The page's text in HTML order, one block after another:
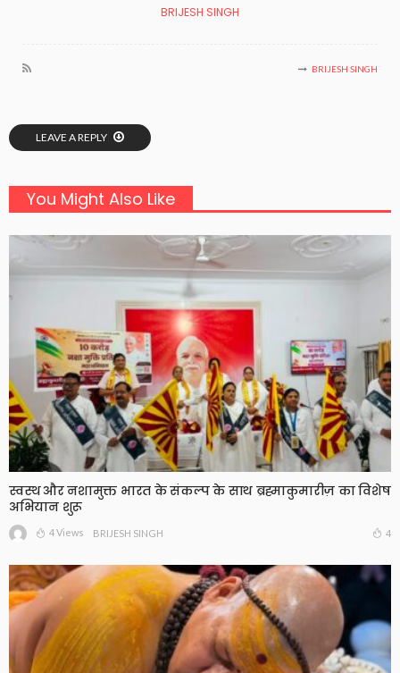
BRIJESH SINGH
BRIJESH SINGH
LEAVE A REPLY
You Might Also Like
स्वस्थ और नशामुक्त भारत के संकल्प के साथ ब्रह्माकुमारीज़ का विशेष
अभियान शुरू
4 Views BRIJESH SINGH 4